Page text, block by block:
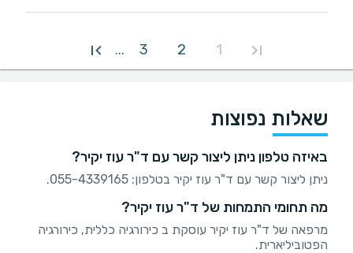
1
2
3
...
שאלות נפוצות
באיזה טלפון ניתן ליצור קשר עם ד"ר עוז יקיר?
ניתן ליצור קשר עם ד"ר עוז יקיר בטלפון: 055-4339165.
מה תחומי התמחות של ד"ר עוז יקיר?
מרפאה של ד"ר עוז יקיר עוסקת ב כירורגיה כללית, כירורגיה
הפטוביליארית.